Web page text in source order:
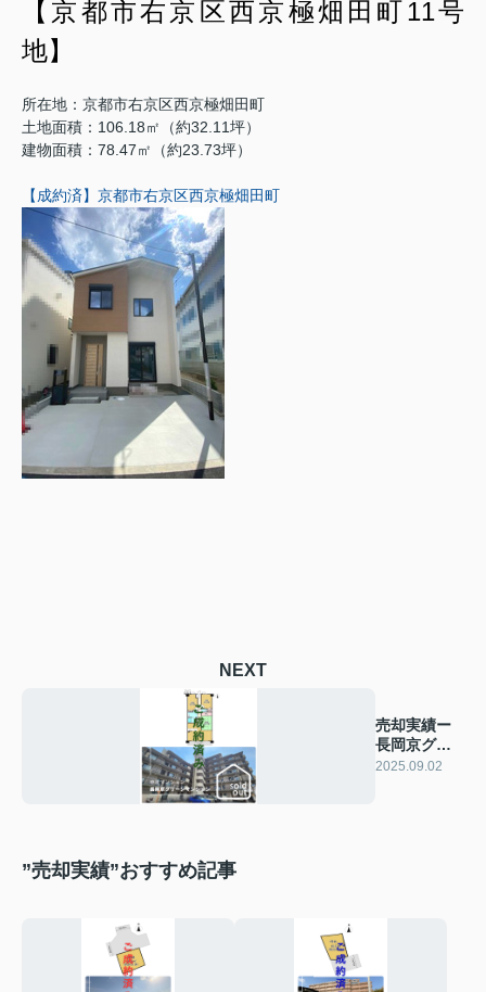
【京都市右京区西京極畑田町11号
地】
所在地：京都市右京区西京極畑田町
土地面積：106.18㎡（約32.11坪）
建物面積：78.47㎡（約23.73坪）
【成約済】京都市右京区西京極畑田町
NEXT
売却実績ー
長岡京グリ
ーンマンシ
2025.09.02
”売却実績”おすすめ記事